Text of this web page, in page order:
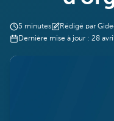
5 minutes Rédigé par
Dernière mise à jour : 28